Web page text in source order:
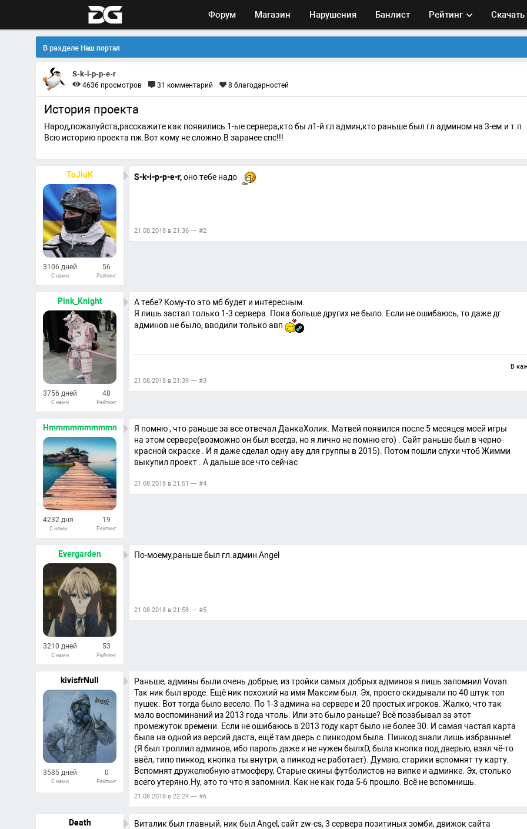
Форум Магазин Нарушения Банлист Рейтинг Скачать
В разделе Наш портал
S-k-i-p-p-e-r
4636 просмотров 31 комментарий 8 благодарностей
История проекта
Народ,пожалуйста,расскажите как появились 1-ые сервера,кто бы л1-й гл админ,кто раньше был гл админом на 3-ем.и т.п
Всю историю проекта пж.Вот кому не сложно.В заранее спс!!!
ToJluK
3106 дней
С нами
56
Рейтинг
179
Ответов
S-k-i-p-p-e-r,оно тебе надо
21.08.2018 в 21:36 — #2
Pink_Knight
3756 дней
С нами
48
Рейтинг
746
Ответов
А тебе? Кому-то это мб будет и интересным.
Я лишь застал только 1-3 сервера. Пока больше других не было. Если не ошибаюсь, то даже дг
админов не было, вводили только авп
В
21.08.2018 в 21:39 — #3
Hmmmmmmmmmmmmmm
4232 дня
С нами
19
Рейтинг
285
Ответов
Я помню , что раньше за все отвечал ДанкаХолик. Матвей появился после 5 месяцев моей игры
на этом сервере(возможно он был всегда, но я лично не помню его) . Сайт раньше был в черно-
красной окраске . И я даже сделал одну аву для группы в 2015). Потом пошли слухи чтоб Жимми
выкупил проект . А дальше все что сейчас
21.08.2018 в 21:51 — #4
Evergarden
3210 дней
С нами
53
Рейтинг
112
Ответов
По-моему,раньше был гл.админ Angel
21.08.2018 в 21:58 — #5
kivisfrNull
3585 дней
С нами
0
Рейтинг
107
Раньше, админы были очень добрые, из тройки самых добрых админов я лишь запомнил Vovan.
Так ник был вроде. Ещё ник похожий на имя Максим был. Эх, просто скидывали по 40 штук топ
пушек. Вот тогда было весело. По 1-3 админа на сервере и 20 простых игроков. Жалко, что так
мало воспоминаний из 2013 года чтоль. Или это было раньше? Всё позабывал за этот
промежуток времени. Если не ошибаюсь в 2013 году карт было не более 30. И самая частая карта
была на одной из версий даста, ещё там дверь с пинкодом была. Пинкод знали лишь избранные!
(Я был троллил админов, ибо пароль даже и не нужен былxD, была кнопка под дверью, взял чё-то
ввёл, типо пинкод, кнопка ты внутри, а пинкод не работает). Думаю, старики вспомнят ту карту.
Вспомнят дружелюбную атмосферу, Старые скины футболистов на випке и админке. Эх, столько
всего утеряно.Ну, это то что я запомнил. Как не как года 5-6 прошло. Всё не вспомнишь.
21.08.2018 в 22:24 — #6
Death
Виталик был главный, ник был Angel, сайт zw-cs, 3 сервера позитиных зомби, движок сайта